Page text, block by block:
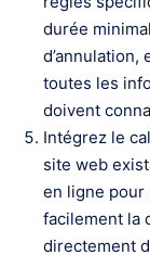
durée
d’annulation,
toutes les
doivent
Intégrez le
site web
en ligne pour
facilement la
directement